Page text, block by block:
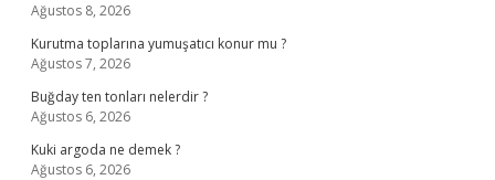
Ağustos 8, 2026
Kurutma toplarına yumuşatıcı konur mu ?
Ağustos 7, 2026
Buğday ten tonları nelerdir ?
Ağustos 6, 2026
Kuki argoda ne demek ?
Ağustos 6, 2026